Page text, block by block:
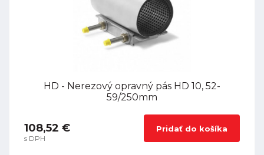
HD - Nerezový opravný pás HD 10, 52-
59/250mm
108,52 €
s DPH
Pridať do košíka